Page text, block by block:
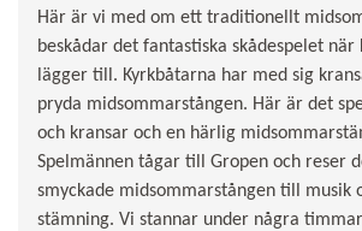
Här är vi med om ett traditionellt
beskådar det fantastiska skådespelet när
lägger till. Kyrkbåtarna har med sig
pryda midsommarstången. Här är det
och kransar och en härlig
Spelmännen tågar till Gropen och reser
smyckade midsommarstången till musik
stämning. Vi stannar under några